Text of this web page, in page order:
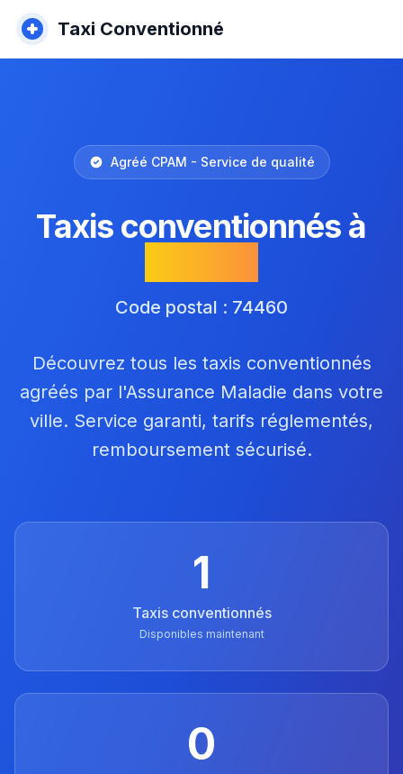
Taxi Conventionné
Agréé CPAM - Service de qualité
Taxis conventionnés à
Code postal : 74460
Découvrez tous les taxis conventionnés
agréés par l'Assurance Maladie dans votre
ville. Service garanti, tarifs réglementés,
remboursement sécurisé.
1
Taxis conventionnés
Disponibles maintenant
0